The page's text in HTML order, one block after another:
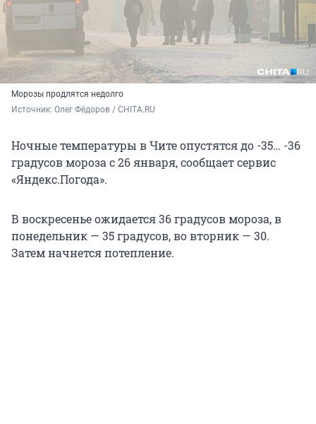
Морозы продлятся недолго
Источник: Олег Фёдоров / CHITA.RU
Ночные температуры в Чите опустятся до -35… -36
градусов мороза с 26 января, сообщает сервис
«Яндекс.Погода».
В воскресенье ожидается 36 градусов мороза, в
понедельник — 35 градусов, во вторник — 30.
Затем начнется потепление.